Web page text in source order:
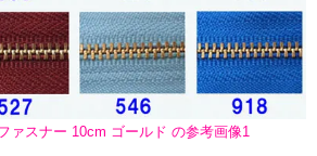
ァスナー 10cm ゴールド の参考画像1